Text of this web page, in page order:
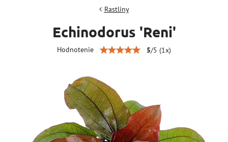
Rastliny
Echinodorus 'Reni'
Hodnotenie 5/5 (1x)